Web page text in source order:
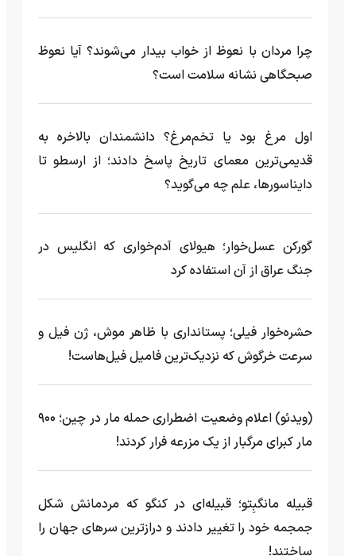
چرا مردان با نعوظ از خواب بیدار می‌شوند؟ آیا نعوظ
صبحگاهی نشانه سلامت است؟
اول مرغ بود یا تخم‌مرغ؟ دانشمندان بالاخره به
قدیمی‌ترین معمای تاریخ پاسخ دادند؛ از ارسطو تا
دایناسورها، علم چه می‌گوید؟
گورکن عسل‌خوار؛ هیولای آدم‌خواری که انگلیس در
جنگ عراق از آن استفاده کرد
حشره‌خوار فیلی؛ پستانداری با ظاهر موش، ژن فیل و
سرعت خرگوش که نزدیک‌ترین فامیل فیل‌هاست!
(ویدئو) اعلام وضعیت اضطراری حمله مار‌ در چین؛ ۹۰۰
مار کبرای مرگبار از یک مزرعه‌ فرار کردند!
قبیله مانگبِتو؛ قبیله‌ای در کنگو که مردمانش شکل
جمجمه خود را تغییر دادند و درازترین سرهای جهان را
ساختند!